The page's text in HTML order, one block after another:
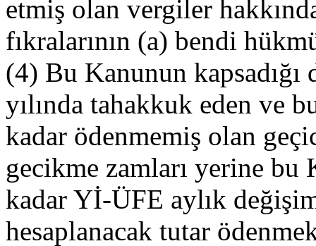
etmiş olan vergiler
fıkralarının (a) bendi
(4) Bu Kanunun
yılında tahakkuk eden ve
kadar ödenmemiş olan
gecikme zamları yerine bu
kadar Yİ-ÜFE aylık
hesaplanacak tutar